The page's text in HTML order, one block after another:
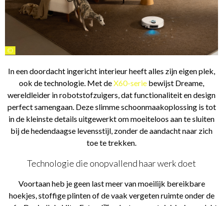
©
In een doordacht ingericht interieur heeft alles zijn eigen plek,
ook de technologie. Met deX60-serie bewijst Dreame,
wereldleider in robotstofzuigers, dat functionaliteit en design
perfect samengaan. Deze slimme schoonmaakoplossing is tot
in de kleinste details uitgewerkt om moeiteloos aan te sluiten
bij de hedendaagse levensstijl, zonder de aandacht naar zich
toe te trekken.
Technologie die onopvallend haar werk doet
Voortaan heb je geen last meer van moeilijk bereikbare
hoekjes, stoffige plinten of de vaak vergeten ruimte onder de